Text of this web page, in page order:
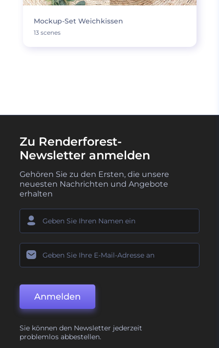
Mockup-Set Weichkissen
13 scenes
Zu Renderforest-
Newsletter anmelden
Gehören Sie zu den Ersten, die unsere
neuesten Nachrichten und Angebote
erhalten
Anmelden
Sie können den Newsletter jederzeit
problemlos abbestellen.